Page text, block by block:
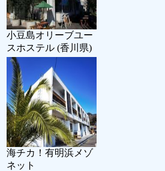
小豆島オリーブユー
スホステル (香川県)
海チカ！有明浜メゾ
ネット